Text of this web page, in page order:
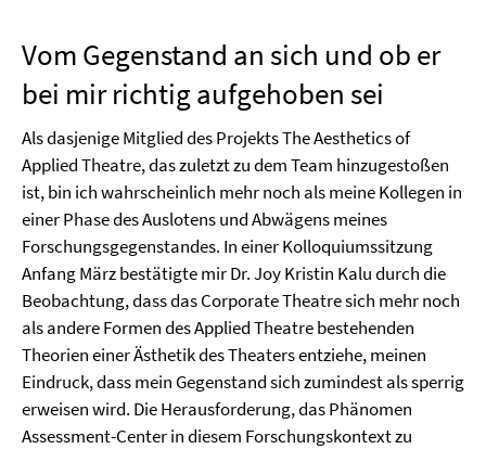
Vom Gegenstand an sich und ob er
bei mir richtig aufgehoben sei
Als dasjenige Mitglied des Projekts The Aesthetics of
Applied Theatre, das zuletzt zu dem Team hinzugestoßen
ist, bin ich wahrscheinlich mehr noch als meine Kollegen in
einer Phase des Auslotens und Abwägens meines
Forschungsgegenstandes. In einer Kolloquiumssitzung
Anfang März bestätigte mir Dr. Joy Kristin Kalu durch die
Beobachtung, dass das Corporate Theatre sich mehr noch
als andere Formen des Applied Theatre bestehenden
Theorien einer Ästhetik des Theaters entziehe, meinen
Eindruck, dass mein Gegenstand sich zumindest als sperrig
erweisen wird. Die Herausforderung, das Phänomen
Assessment-Center in diesem Forschungskontext zu